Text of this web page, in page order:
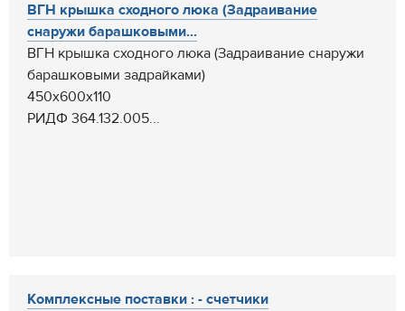
ВГН крышка сходного люка (Задраивание
снаружи барашковыми...
ВГН крышка сходного люка (Задраивание снаружи
барашковыми задрайками)
450х600х110
РИДФ 364.132.005...
Комплексные поставки : - cчетчики